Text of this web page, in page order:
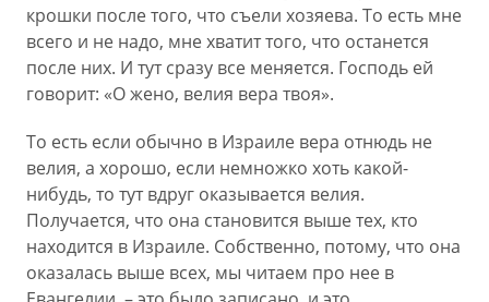
крошки после того, что съели хозяева. То есть мне
всего и не надо, мне хватит того, что останется
после них. И тут сразу все меняется. Господь ей
говорит: «О жено, велия вера твоя».
То есть если обычно в Израиле вера отнюдь не
велия, а хорошо, если немножко хоть какой-
нибудь, то тут вдруг оказывается велия.
Получается, что она становится выше тех, кто
находится в Израиле. Собственно, потому, что она
оказалась выше всех, мы читаем про нее в